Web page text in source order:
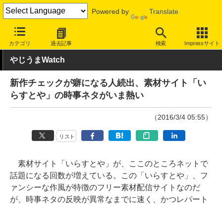
Powered by Translate
カテゴリ 過去記事 検索 Impressサイト
INTERNET Watch トピック
やじうまWatch
新作チェックが癖になる人続出、素材サイト「い
らすとや」の時事ネタがいま熱い
（2016/3/4 05:55）
リスト
素材サイト「いらすとや」が、ここのところネットで
話題になる回数が増えている。この「いらすとや」、フ
ァンシーな作風が特徴のフリー素材配信サイトなのだ
が、時事ネタの反映が異常なまでに速く、かつレパート